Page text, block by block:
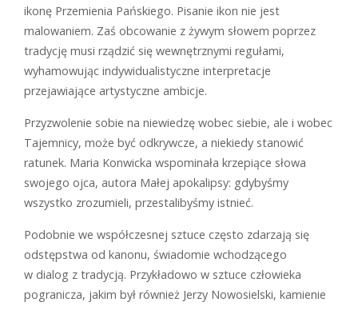
ikonę Przemienia Pańskiego. Pisanie ikon nie jest
malowaniem. Zaś obcowanie z żywym słowem poprzez
tradycję musi rządzić się wewnętrznymi regułami,
wyhamowując indywidualistyczne interpretacje
przejawiające artystyczne ambicje.
Przyzwolenie sobie na niewiedzę wobec siebie, ale i wobec
Tajemnicy, może być odkrywcze, a niekiedy stanowić
ratunek. Maria Konwicka wspominała krzepiące słowa
swojego ojca, autora Małej apokalipsy: gdybyśmy
wszystko zrozumieli, przestalibyśmy istnieć.
Podobnie we współczesnej sztuce często zdarzają się
odstępstwa od kanonu, świadomie wchodzącego
w dialog z tradycją. Przykładowo w sztuce człowieka
pogranicza, jakim był również Jerzy Nowosielski, kamienie